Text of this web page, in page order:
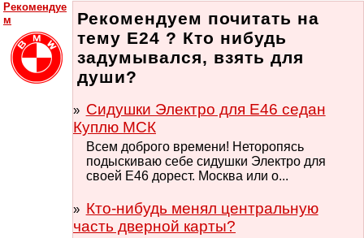
Рекомендуе
м
Рекомендуем почитать на
тему Е24 ? Кто нибудь
задумывался, взять для
души?
Сидушки Электро для Е46 седан
Куплю МСК
Всем доброго времени! Неторопясь
подыскиваю себе сидушки Электро для
своей Е46 дорест. Москва или о...
Кто-нибудь менял центральную
часть дверной карты?